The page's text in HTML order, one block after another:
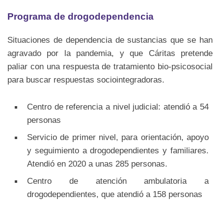
Programa de drogodependencia
Situaciones de dependencia de sustancias que se han
agravado por la pandemia, y que Cáritas pretende
paliar con una respuesta de tratamiento bio-psicosocial
para buscar respuestas sociointegradoras.
Centro de referencia a nivel judicial: atendió a 54
personas
Servicio de primer nivel, para orientación, apoyo
y seguimiento a drogodependientes y familiares.
Atendió en 2020 a unas 285 personas.
Centro de atención ambulatoria a
drogodependientes, que atendió a 158 personas